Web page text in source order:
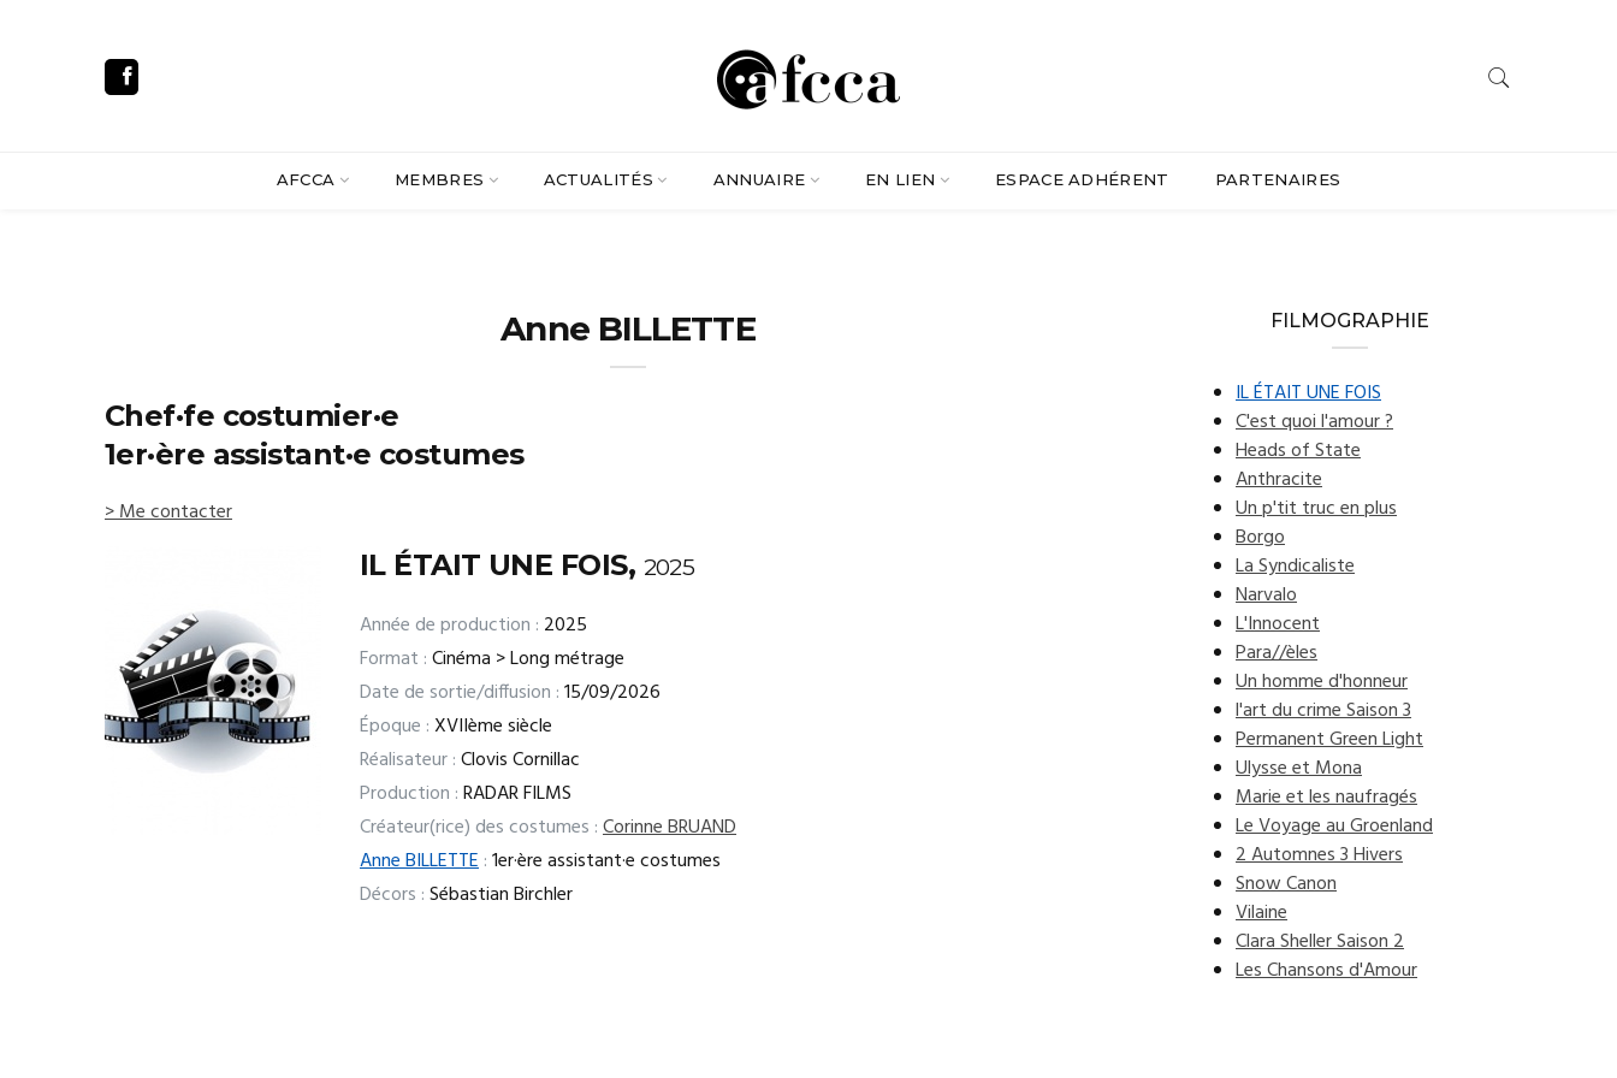
AFCCA MEMBRES ACTUALITÉS ANNUAIRE EN LIEN ESPACE ADHÉRENT PARTENAIRES
Anne BILLETTE
Chef·fe costumier·e
1er·ère assistant·e costumes
> Me contacter
IL ÉTAIT UNE FOIS, 2025
Année de production : 2025
Format :Cinéma > Long métrage
Date de sortie/diffusion :15/09/2026
Époque :XVIIème siècle
Réalisateur :Clovis Cornillac
Production :RADAR FILMS
Créateur(rice) des costumes :Corinne BRUAND
Anne BILLETTE:1er·ère assistant·e costumes
Décors :Sébastian Birchler
FILMOGRAPHIE
IL ÉTAIT UNE FOIS
C'est quoi l'amour ?
Heads of State
Anthracite
Un p'tit truc en plus
Borgo
La Syndicaliste
Narvalo
L'Innocent
Para//èles
Un homme d'honneur
l'art du crime Saison 3
Permanent Green Light
Ulysse et Mona
Marie et les naufragés
Le Voyage au Groenland
2 Automnes 3 Hivers
Snow Canon
Vilaine
Clara Sheller Saison 2
Les Chansons d'Amour